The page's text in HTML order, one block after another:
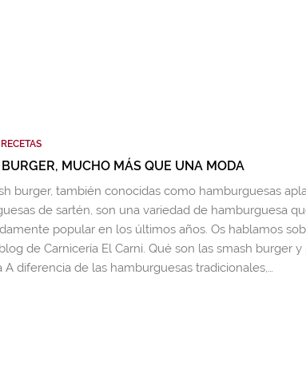
RECETAS
MUCHO MÁS QUE UNA MODA
burger, también conocidas como hamburguesas
de sartén, son una variedad de hamburguesa
popular en los últimos años. Os hablamos
de Carnicería El Carni. Qué son las smash burger
A diferencia de las hamburguesas tradicionales,…